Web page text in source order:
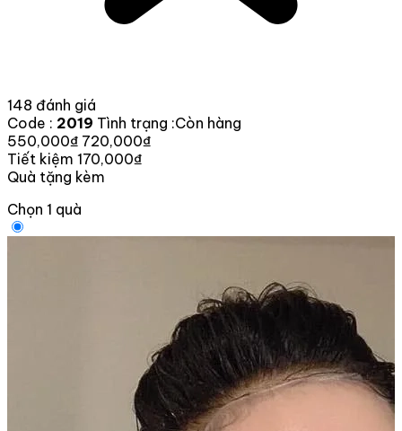
148 đánh giá
Code : 2019 Tình trạng :Còn hàng
550,000₫ 720,000₫
Tiết kiệm 170,000₫
Quà tặng kèm
Chọn 1 quà